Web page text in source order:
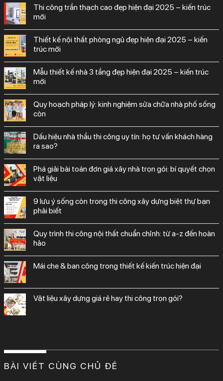
thi công trần thạch cao đẹp hiện đại 2025 – kiến trúc
mới
thiết kế nội thất phòng ngủ đẹp hiện đại 2025 – kiến
trúc mới
mẫu thiết kế nhà 3 tầng đẹp hiện đại 2025 – kiến trúc
mới
quy hoạch pháp lý: kinh nghiệm sửa chữa nhà phố sống
còn
dấu hiệu nhà thầu thi công uy tín: họ tư vấn khách hàng
ra sao?
phá giải bài toán đơn giá xây nhà trọn gói: bí quyết chọn
vật liệu
9 lưu ý sống còn trong thi công xây dựng biệt thự bạn
phải biết
quy trình thi công nội thất chuẩn chỉnh: từ a-z đến hoàn
hảo
mái che & ban công trong thiết kế kiến trúc hiện đại
vật liệu xây dựng giá rẻ hay thi công trọn gói?
BÀI VIẾT CÙNG CHỦ ĐỀ